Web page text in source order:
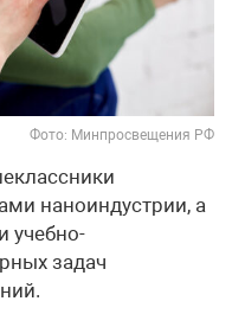
Фото: Минпросвещения РФ
наноиндустрии, а
учебно-
задач